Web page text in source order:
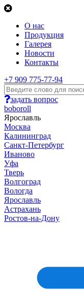
О нас
Продукция
Галерея
Новости
Контакты
+7 909 775-77-94
задать вопрос
boboroll
Ярославль
Москва
Калининград
Санкт-Петербург
Иваново
Уфа
Тверь
Волгоград
Вологда
Ярославль
Астрахань
Ростов-на-Дону